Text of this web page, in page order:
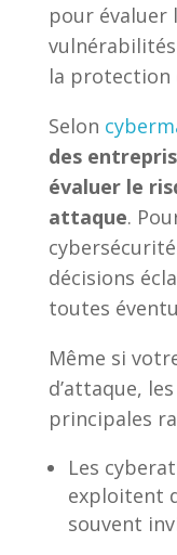
pour évaluer
la protection
Selon
des
évaluer le
attaque.
décisions
toutes
Même si
d’attaque,
principales
Les
exploitent
souvent